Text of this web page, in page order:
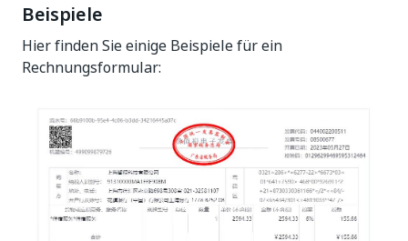
Beispiele
Hier finden Sie einige Beispiele für ein
Rechnungsformular: